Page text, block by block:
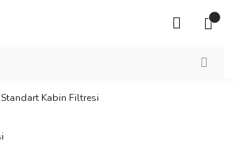
Standart Kabin Filtresi